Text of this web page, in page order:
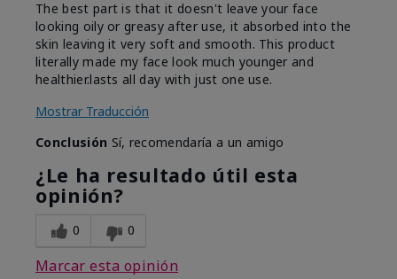
The best part is that it doesn't leave your face
looking oily or greasy after use, it absorbed into the
skin leaving it very soft and smooth. This product
literally made my face look much younger and
healthier.lasts all day with just one use.
Mostrar Traducción
Conclusión Sí, recomendaría a un amigo
¿Le ha resultado útil esta
opinión?
0 0
Marcar esta opinión